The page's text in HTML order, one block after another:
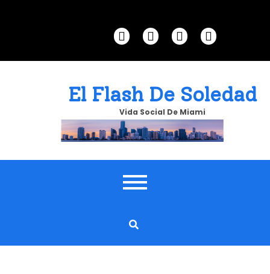
El Flash De Soledad
Vida Social De Miami